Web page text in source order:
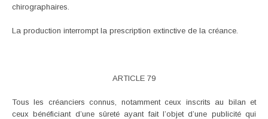
chirographaires.
La production interrompt la prescription extinctive de la créance.
ARTICLE 79
Tous les créanciers connus, notamment ceux inscrits au bilan et
ceux bénéficiant d’une sûreté ayant fait l’objet d’une publicité qui